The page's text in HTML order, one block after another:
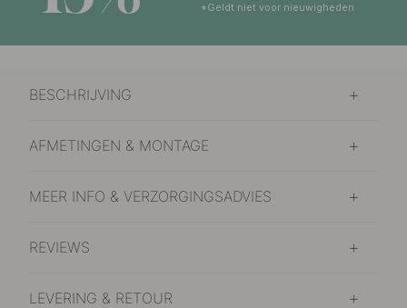
*Geldt niet voor nieuwigheden
BESCHRIJVING
AFMETINGEN & MONTAGE
MEER INFO & VERZORGINGSADVIES
REVIEWS
LEVERING & RETOUR